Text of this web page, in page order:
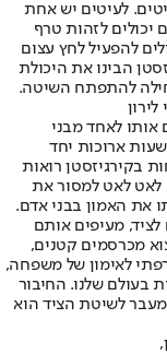
לעיטים יש אחת
לזהות טרף
להפעיל לחץ עצום
הבינו את היכולת
להתפתח השיטה.
אותו לאחד מבני
ארוכות יחד
בקירגיזסטן רואות
לאט לאט למסור את
את האמון בבני אדם.
לציד, מעיפים אותם
מכרסמים קטנים,
לאימון של משפחה,
בעולם שלנו. החיבור
לשיטת הציד הוא